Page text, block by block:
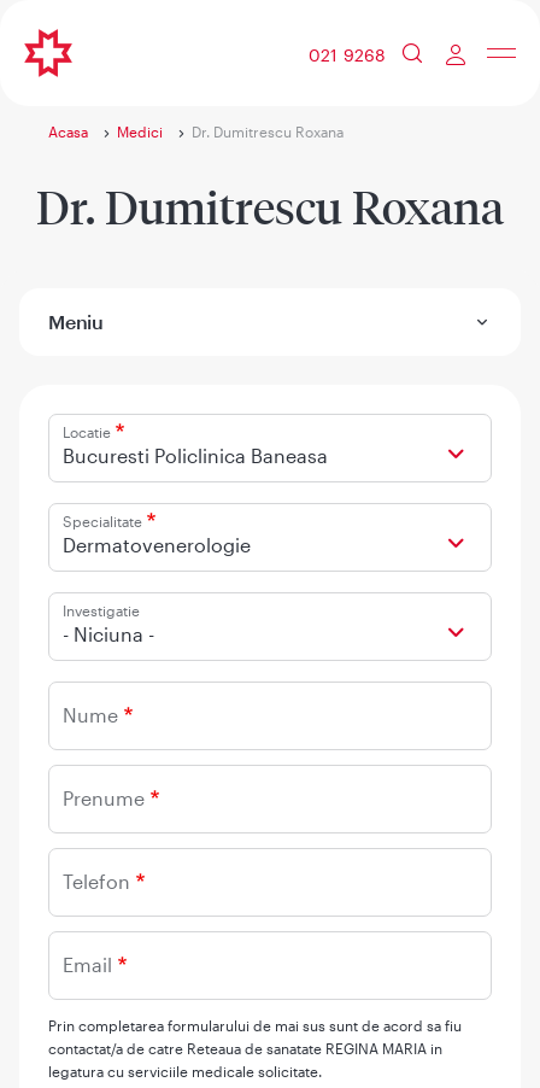
021 9268
Acasa Medici Dr. Dumitrescu Roxana
Dr. Dumitrescu Roxana
Meniu
Locatie
Bucuresti Policlinica Baneasa
Specialitate
Dermatovenerologie
Investigatie
- Niciuna -
Nume
Prenume
Telefon
Email
Prin completarea formularului de mai sus sunt de acord sa fiu
contactat/a de catre Reteaua de sanatate REGINA MARIA in
legatura cu serviciile medicale solicitate.